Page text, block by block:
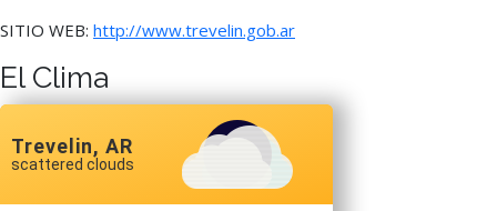
SITIO WEB: http://www.trevelin.gob.ar
El Clima
Trevelin, AR
scattered clouds